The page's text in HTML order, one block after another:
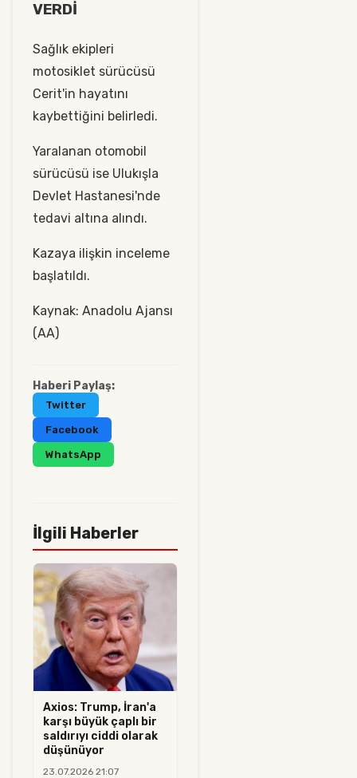
VERDİ
Sağlık ekipleri
motosiklet sürücüsü
Cerit'in hayatını
kaybettiğini belirledi.
Yaralanan otomobil
sürücüsü ise Ulukışla
Devlet Hastanesi'nde
tedavi altına alındı.
Kazaya ilişkin inceleme
başlatıldı.
Kaynak: Anadolu Ajansı
(AA)
Haberi Paylaş:
Twitter
Facebook
WhatsApp
İlgili Haberler
Axios: Trump, İran'a
karşı büyük çaplı bir
saldırıyı ciddi olarak
düşünüyor
23.07.2026 21:07